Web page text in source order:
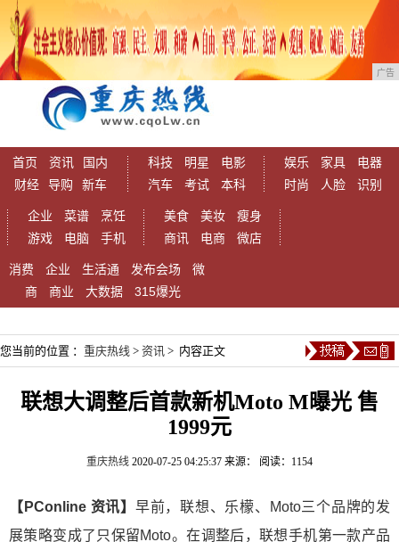
广告
首页 资讯
国内
财经
导购 新车
科技 明星
电影
汽车
考试 本科
娱乐 家具
电器
时尚
人脸 识别
企业 菜谱
烹饪
游戏
电脑 手机
美食 美妆
瘦身
商讯
电商 微店
消费 企业 生活通 发布会场
微
商
商业 大数据 315爆光
您当前的位置 ： 重庆热线 > 资讯 > 内容正文
联想大调整后首款新机Moto M曝光 售
1999元
重庆热线 2020-07-25 04:25:37 来源： 阅读：1154
【PConline 资讯】 早前，联想、乐檬、Moto三个品牌的发
展策略变成了只保留Moto。在调整后，联想手机第一款产品